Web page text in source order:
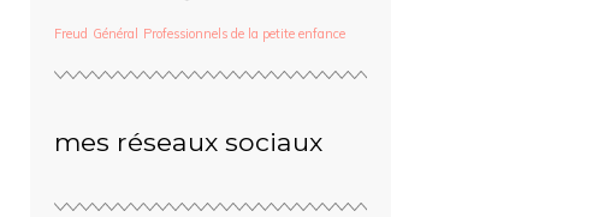
Freud Général Professionnels de la petite enfance
mes réseaux sociaux